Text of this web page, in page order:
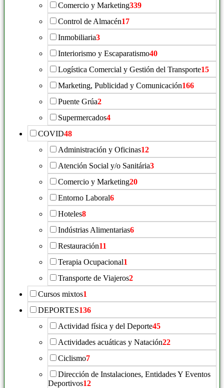
Comercio y Marketing339
Control de Almacén17
Inmobiliaria3
Interiorismo y Escaparatismo40
Logística Comercial y Gestión del Transporte15
Marketing, Publicidad y Comunicación166
Puente Grúa2
Supermercados4
COVID48
Administración y Oficinas12
Atención Social y/o Sanitária3
Comercio y Marketing20
Entorno Laboral6
Hoteles8
Indústrias Alimentarias6
Restauración11
Terapia Ocupacional1
Transporte de Viajeros2
Cursos mixtos1
DEPORTES136
Actividad física y del Deporte45
Actividades acuáticas y Natación22
Ciclismo7
Dirección de Instalaciones, Entidades Y Eventos
Deportivos12